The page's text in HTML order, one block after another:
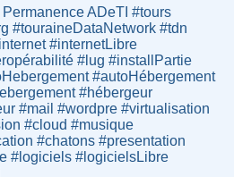
ADeTI #tours
#touraineDataNetwork #tdn
#internetLibre
#lug #installPartie
#autoHébergement
#hébergeur
#mail #wordpre #virtualisation
#cloud #musique
#chatons #presentation
#logiciels #logicielsLibre